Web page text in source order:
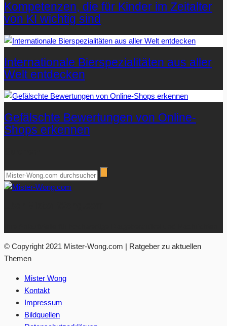
Kompetenzen, die für Kinder im Zeitalter
von KI wichtig sind
Internationale Bierspezialitäten aus aller
Welt entdecken
Gefälschte Bewertungen von Online-
Shops erkennen
© Copyright 2021 Mister-Wong.com | Ratgeber zu aktuellen
Themen
Mister Wong
Kontakt
Impressum
Bildquellen